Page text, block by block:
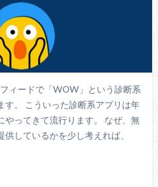
ィードで「WOW」という診断系
す。 こういった診断系アプリは年
やってきて流行ります。 なぜ、無
しているかを少し考えれば、